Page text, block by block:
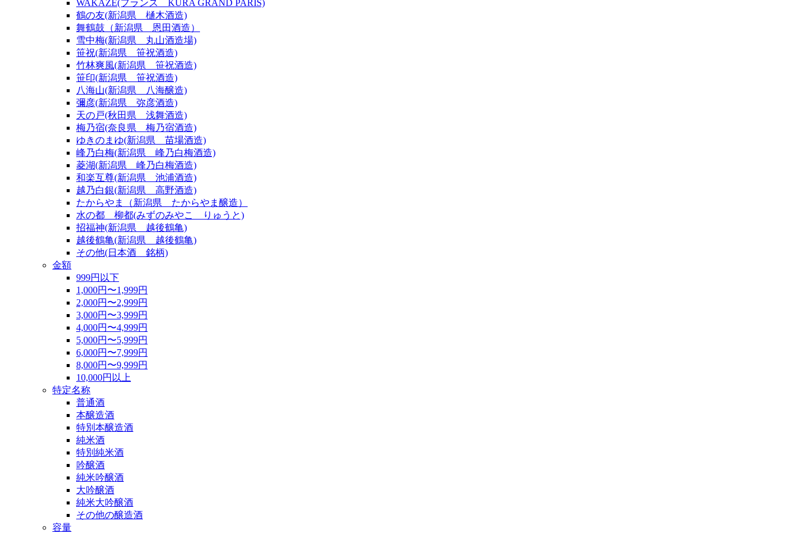
WAKAZE(フランス KURA GRAND PARIS)
鶴の友(新潟県 樋木酒造)
舞鶴鼓（新潟県 恩田酒造）
雪中梅(新潟県 丸山酒造場)
笹祝(新潟県 笹祝酒造)
竹林爽風(新潟県 笹祝酒造)
笹印(新潟県 笹祝酒造)
八海山(新潟県 八海醸造)
彌彦(新潟県 弥彦酒造)
天の戸(秋田県 浅舞酒造)
梅乃宿(奈良県 梅乃宿酒造)
ゆきのまゆ(新潟県 苗場酒造)
峰乃白梅(新潟県 峰乃白梅酒造)
菱湖(新潟県 峰乃白梅酒造)
和楽互尊(新潟県 池浦酒造)
越乃白銀(新潟県 高野酒造)
たからやま（新潟県 たからやま醸造）
水の都 柳都(みずのみやこ りゅうと)
招福神(新潟県 越後鶴亀)
越後鶴亀(新潟県 越後鶴亀)
その他(日本酒 銘柄)
金額
999円以下
1,000円〜1,999円
2,000円〜2,999円
3,000円〜3,999円
4,000円〜4,999円
5,000円〜5,999円
6,000円〜7,999円
8,000円〜9,999円
10,000円以上
特定名称
普通酒
本醸造酒
特別本醸造酒
純米酒
特別純米酒
吟醸酒
純米吟醸酒
大吟醸酒
純米大吟醸酒
その他の醸造酒
容量